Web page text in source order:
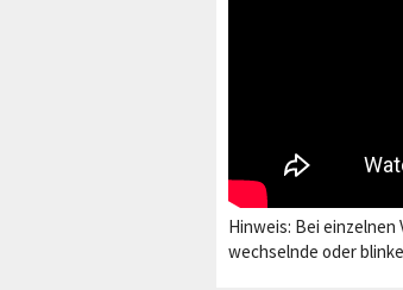
Hinweis: Bei
wechselnde oder